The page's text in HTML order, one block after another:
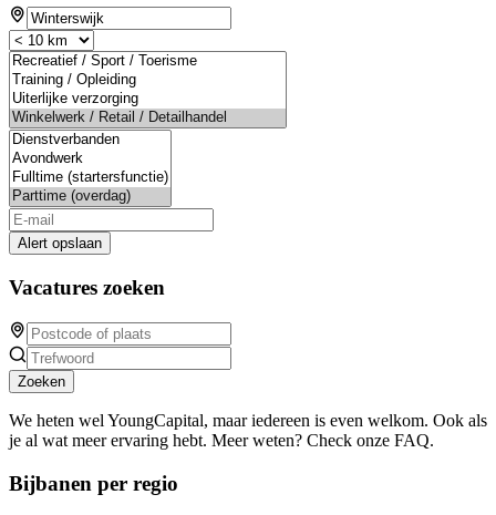
Alert opslaan
Vacatures zoeken
Zoeken
We heten wel YoungCapital, maar iedereen is even welkom. Ook als
je al wat meer ervaring hebt. Meer weten? Check onze FAQ.
Bijbanen per regio